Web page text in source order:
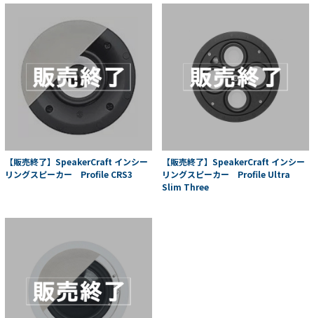
【販売終了】SpeakerCraft インシー
リングスピーカー Profile CRS3
【販売終了】SpeakerCraft インシー
リングスピーカー Profile Ultra
Slim Three